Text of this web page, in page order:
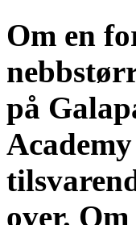
Om en
på
over.